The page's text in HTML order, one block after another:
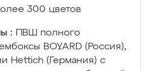
300 цветов
:
ПВШ полного
BOYARD (Россия),
Hettich (Германия) с